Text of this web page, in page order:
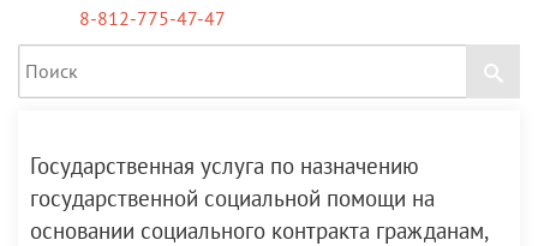
8-812-775-47-47
Государственная услуга по назначению
государственной социальной помощи на
основании социального контракта гражданам,